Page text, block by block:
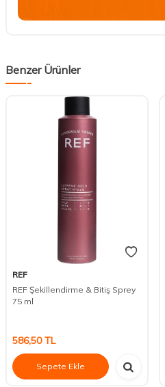
Benzer Ürünler
REF
REF Şekillendirme & Bitiş Sprey
75 ml
586,50TL
Sepete Ekle